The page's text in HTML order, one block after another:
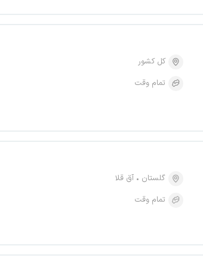
کل کشور
تمام وقت
گلستان
آق قلا
تمام وقت